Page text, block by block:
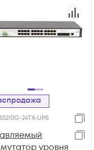
24TX-UPS
уровня